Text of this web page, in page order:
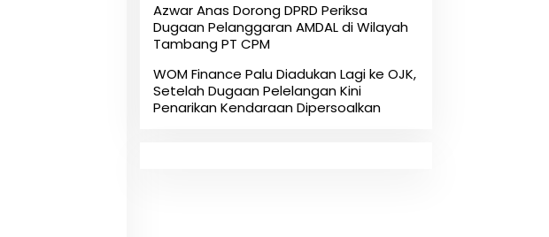
Azwar Anas Dorong DPRD Periksa
Dugaan Pelanggaran AMDAL di Wilayah
Tambang PT CPM
‎WOM Finance Palu Diadukan Lagi ke OJK,
Setelah Dugaan Pelelangan Kini
Penarikan Kendaraan Dipersoalkan ‎